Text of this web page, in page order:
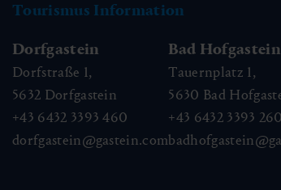
Tourismus Information
Dorfgastein
Dorfstraße 1,
5632 Dorfgastein
+43 6432 3393 460
dorfgastein@gastein.com
Bad Hofgastein
Tauernplatz 1,
5630 Bad
+43 6432 3393 260